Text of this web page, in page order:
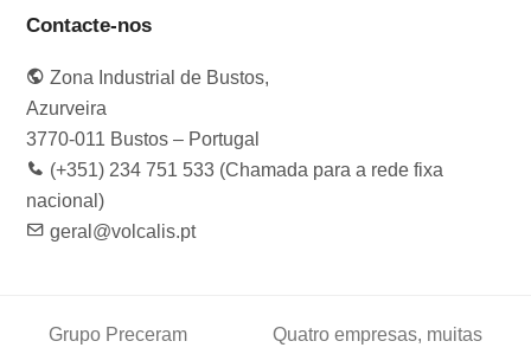
e
o
o
k
t
g
r
a
m
t
e
r
d
I
b
e
Contacte-nos
Zona Industrial de Bustos,
Azurveira
3770-011 Bustos – Portugal
(+351) 234 751 533 (Chamada para a rede fixa
nacional)
geral@volcalis.pt
Grupo Preceram
Quatro empresas, muitas